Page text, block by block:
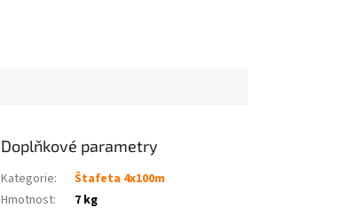
Doplňkové parametry
Kategorie:
Štafeta 4x100m
Hmotnost: 7 kg